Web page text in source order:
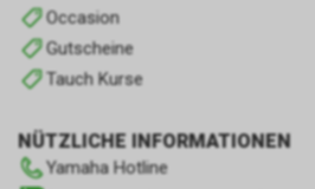
Occasion
Gutscheine
Tauch Kurse
NÜTZLICHE INFORMATIONEN
Yamaha Hotline